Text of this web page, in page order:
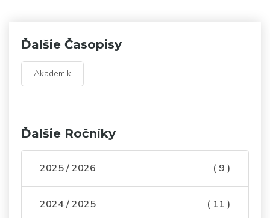
Ďalšie Časopisy
Akademik
Ďalšie Ročníky
2025 / 2026 ( 9 )
2024 / 2025 ( 11 )